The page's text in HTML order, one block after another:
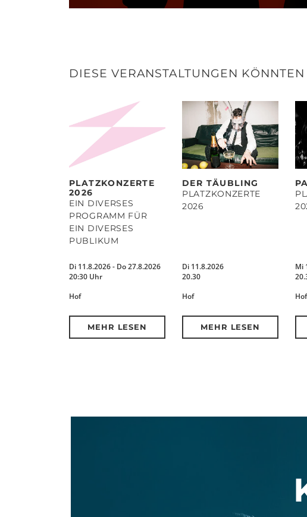
DIESE VERANSTALTUNGEN
PLATZKONZERTE
2026
EIN DIVERSES
PROGRAMM FÜR
EIN DIVERSES
PUBLIKUM
Di 11.8.2026 - Do 27.8.2026
20:30 Uhr
Hof
MEHR LESEN
DER TÄUBLING
PLATZKONZERTE
2026
Di 11.8.2026
20.30
Hof
MEHR LESEN
Mi
Hof